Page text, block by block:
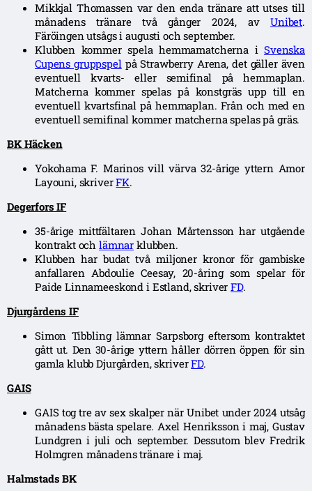
Mikkjal Thomassen var den enda tränare att utses till
månadens tränare två gånger 2024, avUnibet.
Färöingen utsågs i augusti och september.
Klubben kommer spela hemmamatcherna iSvenska
Cupens gruppspelpå Strawberry Arena, det gäller även
eventuell kvarts- eller semifinal på hemmaplan.
Matcherna kommer spelas på konstgräs upp till en
eventuell kvartsfinal på hemmaplan. Från och med en
eventuell semifinal kommer matcherna spelas på gräs.
BK Häcken
Yokohama F. Marinos vill värva 32-årige yttern Amor
Layouni, skriverFK.
Degerfors IF
35-årige mittfältaren Johan Mårtensson har utgående
kontrakt ochlämnar klubben.
Klubben har budat två miljoner kronor för gambiske
anfallaren Abdoulie Ceesay, 20-åring som spelar för
Paide Linnameeskond i Estland, skriverFD.
Djurgårdens IF
Simon Tibbling lämnar Sarpsborg eftersom kontraktet
gått ut. Den 30-årige yttern håller dörren öppen för sin
gamla klubb Djurgården, skriverFD.
GAIS
GAIS tog tre av sex skalper när Unibet under 2024 utsåg
månadens bästa spelare. Axel Henriksson i maj, Gustav
Lundgren i juli och september. Dessutom blev Fredrik
Holmgren månadens tränare i maj.
Halmstads BK